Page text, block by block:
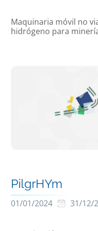
Maquinaria móvil no
hidrógeno para
PilgrHYm
01/01/2024 31/12/